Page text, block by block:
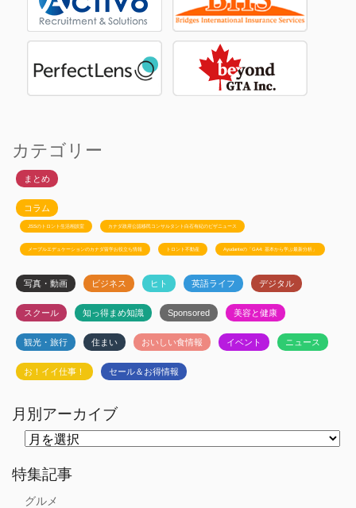
カテゴリー
まとめ
コラム
JSSのトロント生活相談室 カナダ政府公認移民コンサルタント白石有紀のビザニュース
メープルエデュケーションのカナダ留学お役立ち情報 トロント不動産 Ayudanteの「GA4: 基本から学ぶ最新分析」
写真・動画 ビジネス ヒト 英語ライフ デジタル
スクール 知っ得まめ知識 Sponsored 美容と健康
観光・旅行 住まい おいしい食情報 イベント ニュース
お！イイ仕事！ セール＆お得情報
月別アーカイブ
ー
カ
特集記事
グルメ